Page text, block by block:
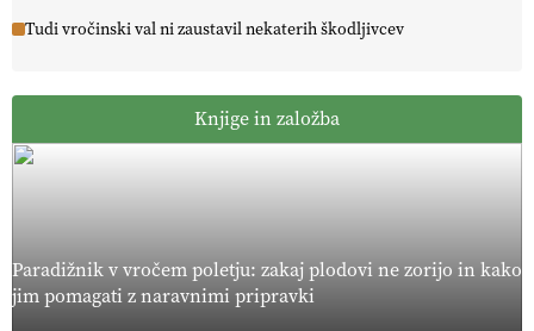
Tudi vročinski val ni zaustavil nekaterih škodljivcev
Knjige in založba
Paradižnik v vročem poletju: zakaj plodovi ne zorijo in kako
jim pomagati z naravnimi pripravki